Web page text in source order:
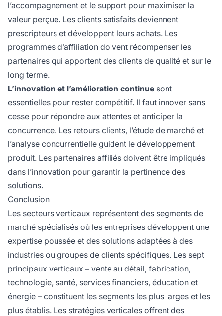
l’accompagnement et le support pour maximiser la
valeur perçue. Les clients satisfaits deviennent
prescripteurs et développent leurs achats. Les
programmes d’affiliation doivent récompenser les
partenaires qui apportent des clients de qualité et sur le
long terme.
L’innovation et l’amélioration continue sont
essentielles pour rester compétitif. Il faut innover sans
cesse pour répondre aux attentes et anticiper la
concurrence. Les retours clients, l’étude de marché et
l’analyse concurrentielle guident le développement
produit. Les partenaires affiliés doivent être impliqués
dans l’innovation pour garantir la pertinence des
solutions.
Conclusion
Les secteurs verticaux représentent des segments de
marché spécialisés où les entreprises développent une
expertise poussée et des solutions adaptées à des
industries ou groupes de clients spécifiques. Les sept
principaux verticaux – vente au détail, fabrication,
technologie, santé, services financiers, éducation et
énergie – constituent les segments les plus larges et les
plus établis. Les stratégies verticales offrent des